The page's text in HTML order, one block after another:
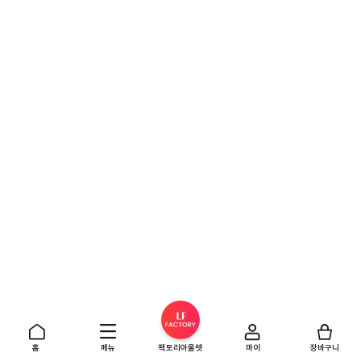
홈 메뉴 팩토리아울렛 마이 장바구니